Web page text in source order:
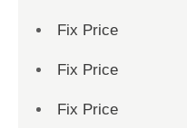
Fix Price
Fix Price
Fix Price